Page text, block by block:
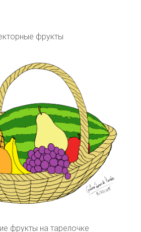
фрукты
фрукты на тарелочке